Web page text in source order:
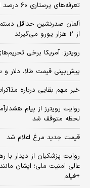
تعرفه‌های پرستاری ۶۰ درصد افزایش یافت
آلمان صدرنشین حداقل
از ۲ هزار یورو می‌گیرند
رویترز: آمریکا برخی
پیش‌بینی قیمت طلا، دلار و سکه
خبر مهم بقایی درباره
روایت رویترز از پیام
لحظه متوقف شد
قیمت جدید مرغ اعلام شد
روایت پزشکیان از دیدار با
عالی امنیت ملی؛ ایشان
+فیلم